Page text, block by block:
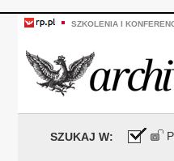
SZKOLENIA I
SZUKAJ W: